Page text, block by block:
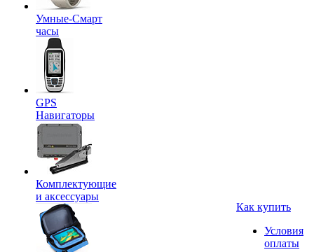
Умные-Смарт
часы
GPS
Навигаторы
Комплектующие
и аксессуары
Как купить
Условия
оплаты